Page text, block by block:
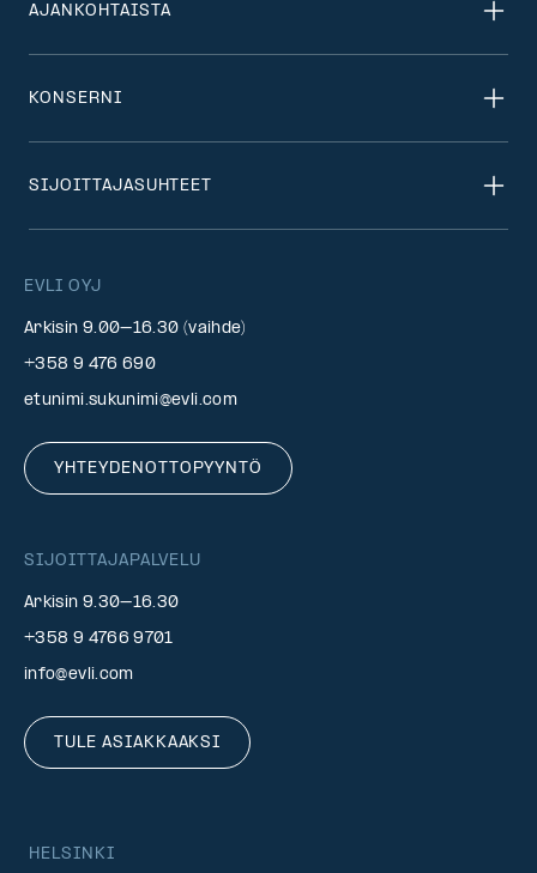
EVLI OYJ
Arkisin 9.00–16.30 (vaihde)
+358 9 476 690
etunimi.sukunimi@evli.com
YHTEYDENOTTOPYYNTÖ
SIJOITTAJAPALVELU
Arkisin 9.30–16.30
+358 9 4766 9701
info@evli.com
TULE ASIAKKAAKSI
AJANKOHTAISTA
KONSERNI
SIJOITTAJASUHTEET
HELSINKI